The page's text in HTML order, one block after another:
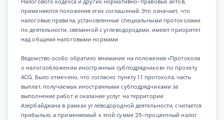
применяются положения этих соглашений. Это означает, что
налоговые правила, установленные специальными протоколами
по деятельности, связанной с углеводородами, имеют приоритет
над общими налоговыми нормами.
Ведомство особо обратило внимание на положения «Протокола
о налогообложении иностранных субподрядчиков» по проекту
ACG. Было отмечено, что согласно пункту 1.1 протокола, часть
выплат, получаемых иностранными субподрядчиками за
выполнение работ и оказание услуг на территории
Азербайджана в рамках углеводородной деятельности, считается
прибылью, а применяемый к этой сумме 25-процентный налог